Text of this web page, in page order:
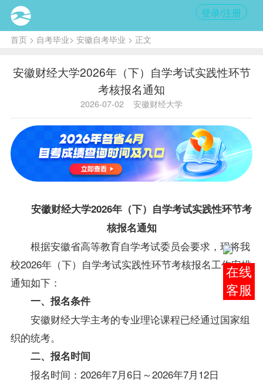
登录/注册
首页> 自考毕业> 安徽自考毕业 > 正文
安徽财经大学2026年（下）自学考试实践性环节
考核报名通知
2026-07-02 安徽财经大学
安徽财经大学2026年（下）自学考试实践性环节考
核报名通知
根据安徽省高等教育自学考试委员会要求，现将我
校2026年（下） 自学考试实践性环节考核报名工作安排
通知如下：
一、报名条件
安徽财经大学主考的专业理论课程已经通过国家组
织的统考。
二、报名时间
报名时间： 2026年7月6日～2026年7月12日
报考
咨询